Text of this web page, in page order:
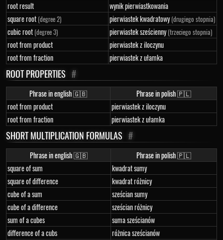
root result
wynik pierwiastkowania
square root (degree 2) pierwiastek kwadratowy(drugiego stopnia)
cubic root (degree 3) pierwiastek sześcienny(trzeciego stopnia)
root from product
pierwiastek z iloczynu
root from fraction
pierwiastek z ułamka
ROOT PROPERTIES #
Phrase in english 🇬🇧
Phrase in polish 🇵🇱
root from product
pierwiastek z iloczynu
root from fraction
pierwiastek z ułamka
SHORT MULTIPLICATION FORMULAS #
Phrase in english 🇬🇧
Phrase in polish 🇵🇱
square of sum
kwadrat sumy
square of difference
kwadrat różnicy
cube of a sum
sześcian sumy
cube of a difference
sześcian różnicy
sum of a cubes
suma sześcianów
difference of a cubs
różnica sześcianów